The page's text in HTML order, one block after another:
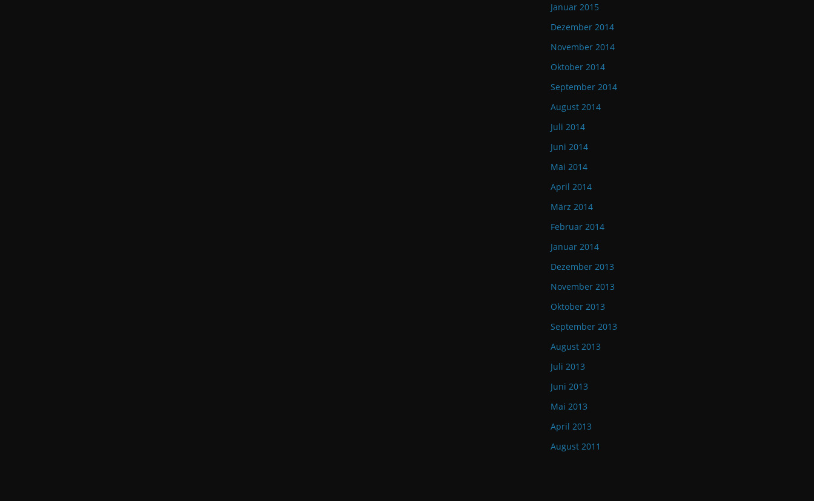
Januar 2015
Dezember 2014
November 2014
Oktober 2014
September 2014
August 2014
Juli 2014
Juni 2014
Mai 2014
April 2014
März 2014
Februar 2014
Januar 2014
Dezember 2013
November 2013
Oktober 2013
September 2013
August 2013
Juli 2013
Juni 2013
Mai 2013
April 2013
August 2011